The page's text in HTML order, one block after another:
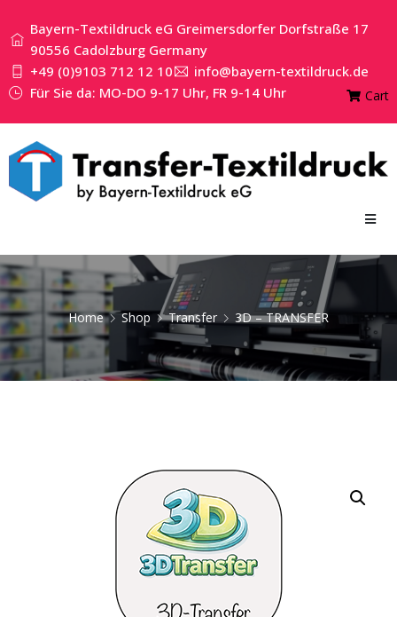
Bayern-Textildruck eG Greimersdorfer Dorfstraße 17
90556 Cadolzburg Germany
+49 (0)9103 712 12 10
info@bayern-textildruck.de
Für Sie da: MO-DO 9-17 Uhr, FR 9-14 Uhr
Cart
Home Shop Transfer 3D – TRANSFER